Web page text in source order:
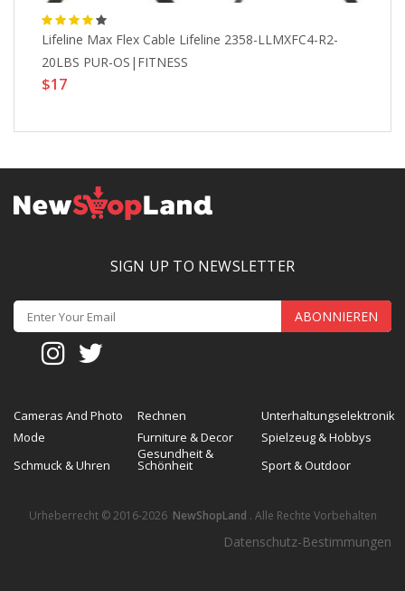
Lifeline Max Flex Cable Lifeline 2358-LLMXFC4-R2-
20LBS PUR-OS|FITNESS
$17
SIGN UP TO NEWSLETTER
ABONNIEREN
Cameras And Photo Rechnen
Unterhaltungselektronik
Mode
Furniture & Decor
Spielzeug & Hobbys
Schmuck & Uhren
Gesundheit &
Schönheit Sport & Outdoor
Urheberrecht © 2016-2026 NewShopLand . Alle Rechte Vorbehalten
Datenschutz-Bestimmungen